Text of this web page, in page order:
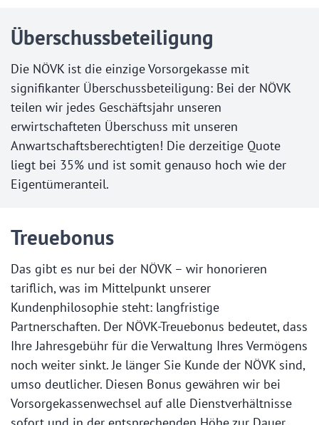
Überschussbeteiligung
Die NÖVK ist die einzige Vorsorgekasse mit
signifikanter Überschussbeteiligung: Bei der NÖVK
teilen wir jedes Geschäftsjahr unseren
erwirtschafteten Überschuss mit unseren
Anwartschaftsberechtigten! Die derzeitige Quote
liegt bei 35% und ist somit genauso hoch wie der
Eigentümeranteil.
Treuebonus
Das gibt es nur bei der NÖVK – wir honorieren
tariflich, was im Mittelpunkt unserer
Kundenphilosophie steht: langfristige
Partnerschaften. Der NÖVK-Treuebonus bedeutet, dass
Ihre Jahresgebühr für die Verwaltung Ihres Vermögens
noch weiter sinkt. Je länger Sie Kunde der NÖVK sind,
umso deutlicher. Diesen Bonus gewähren wir bei
Vorsorgekassenwechsel auf alle Dienstverhältnisse